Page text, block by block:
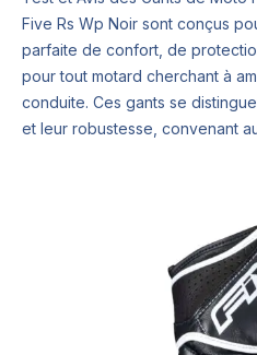
Five Rs Wp Noir sont conçus
parfaite de confort, de
pour tout motard cherchant à
conduite. Ces gants se
et leur robustesse, convenant